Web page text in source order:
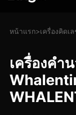
หน้าแรก>เครื่องคิดเ
เครื่องคำ